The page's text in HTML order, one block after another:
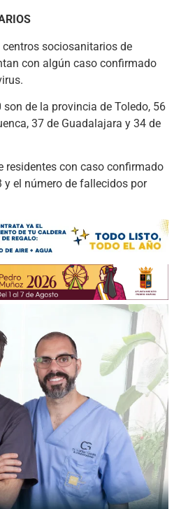
sociosanitarios de
con algún caso confirmado
son de la provincia de Toledo, 56
37 de Guadalajara y 34 de
residentes con caso confirmado
y el número de fallecidos por